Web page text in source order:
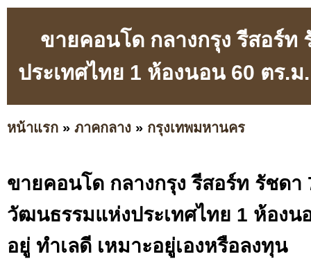
ขายคอนโด กลางกรุง รีสอร์
ประเทศไทย 1 ห้องนอน 60 ตร.
หน้าแรก » ภาคกลาง » กรุงเทพมหานคร
ขายคอนโด กลางกรุง รีสอร์ท รัชดา
วัฒนธรรมแห่งประเทศไทย 1 ห้องน
อยู่ ทำเลดี เหมาะอยู่เองหรือลงทุน